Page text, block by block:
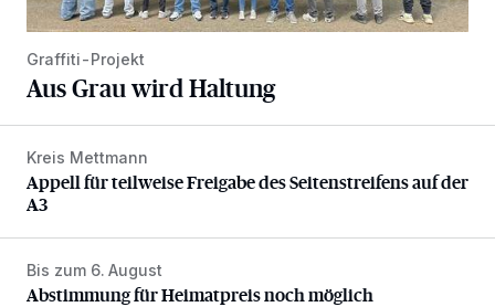
Graffiti-Projekt
Aus Grau wird Haltung
Appell für teilweise Freigabe des Seitenstreifens auf der A3
Kreis Mettmann
Appell für teilweise Freigabe des Seitenstreifens auf der
A3
Abstimmung für Heimatpreis noch möglich
Bis zum 6. August
Abstimmung für Heimatpreis noch möglich